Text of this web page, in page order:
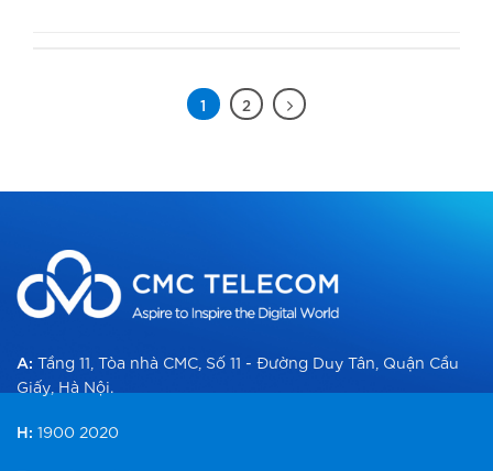
1 2
A: Tầng 11, Tòa nhà CMC, Số 11 - Đường Duy Tân, Quận Cầu
Giấy, Hà Nội.
H: 1900 2020